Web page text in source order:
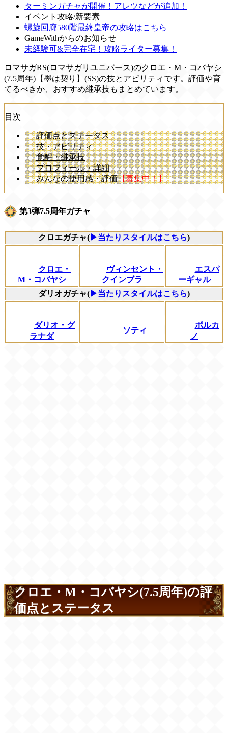
ターミンガチャが開催！アレツなどが追加！
イベント攻略/新要素
螺旋回廊580階最終皇帝の攻略はこちら
GameWithからのお知らせ
未経験可&完全在宅！攻略ライター募集！
ロマサガRS(ロマサガリユニバース)のクロエ・M・コバヤシ
(7.5周年)【墨は契り】(SS)の技とアビリティです。評価や育
てるべきか、おすすめ継承技もまとめています。
目次
評価点とステータス
技・アビリティ
覚醒・継承技
プロフィール・詳細
みんなの使用感・評価【募集中！】
第3弾7.5周年ガチャ
クロエガチャ( ▶当たりスタイルはこちら)
クロエ・
M・コバヤシ
ヴィンセント・
クインブラ
エスパ
ーギャル
ダリオガチャ( ▶当たりスタイルはこちら)
ダリオ・グ
ラナダ
ソティ
ボルカ
ノ
クロエ・M・コバヤシ(7.5周年)の評
価点とステータス